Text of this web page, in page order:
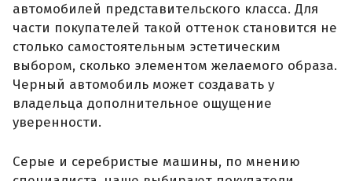
автомобилей представительского класса. Для
части покупателей такой оттенок становится не
столько самостоятельным эстетическим
выбором, сколько элементом желаемого образа.
Черный автомобиль может создавать у
владельца дополнительное ощущение
уверенности.
Серые и серебристые машины, по мнению